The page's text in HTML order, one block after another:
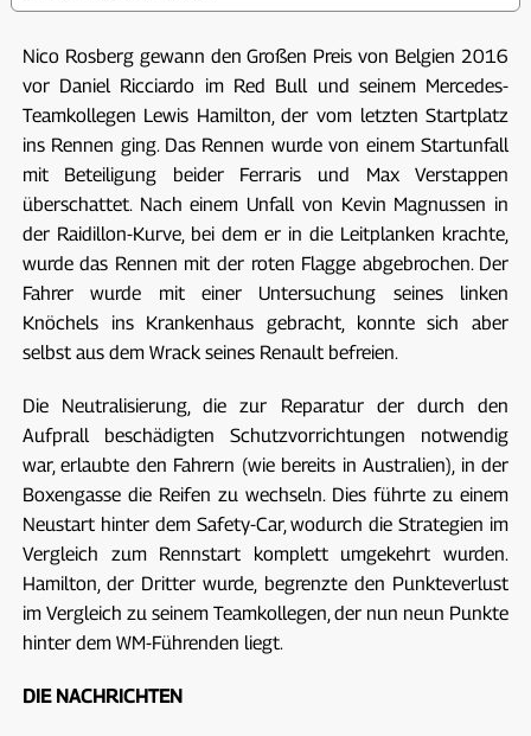
Nico Rosberg gewann den Großen Preis von Belgien 2016
vor Daniel Ricciardo im Red Bull und seinem Mercedes-
Teamkollegen Lewis Hamilton, der vom letzten Startplatz
ins Rennen ging. Das Rennen wurde von einem Startunfall
mit Beteiligung beider Ferraris und Max Verstappen
überschattet. Nach einem Unfall von Kevin Magnussen in
der Raidillon-Kurve, bei dem er in die Leitplanken krachte,
wurde das Rennen mit der roten Flagge abgebrochen. Der
Fahrer wurde mit einer Untersuchung seines linken
Knöchels ins Krankenhaus gebracht, konnte sich aber
selbst aus dem Wrack seines Renault befreien.
Die Neutralisierung, die zur Reparatur der durch den
Aufprall beschädigten Schutzvorrichtungen notwendig
war, erlaubte den Fahrern (wie bereits in Australien), in der
Boxengasse die Reifen zu wechseln. Dies führte zu einem
Neustart hinter dem Safety-Car, wodurch die Strategien im
Vergleich zum Rennstart komplett umgekehrt wurden.
Hamilton, der Dritter wurde, begrenzte den Punkteverlust
im Vergleich zu seinem Teamkollegen, der nun neun Punkte
hinter dem WM-Führenden liegt.
DIE NACHRICHTEN